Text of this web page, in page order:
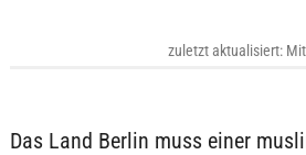
zuletzt aktualisiert:
Das Land Berlin muss einer